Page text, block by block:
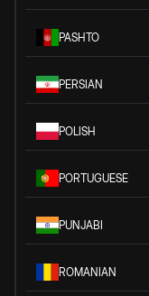
PASHTO
PERSIAN
POLISH
PORTUGUESE
PUNJABI
ROMANIAN